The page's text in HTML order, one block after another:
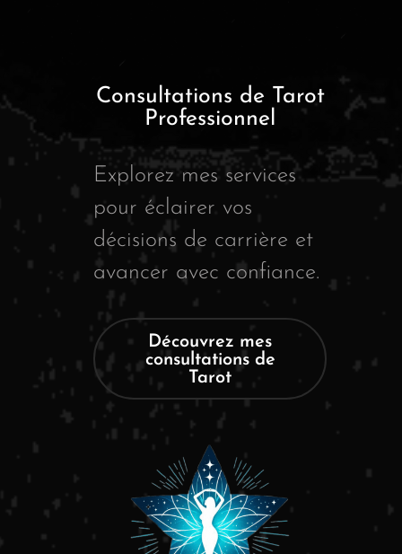
Consultations de Tarot
Professionnel
Explorez mes services
pour éclairer vos
décisions de carrière et
avancer avec confiance.
Découvrez mes
consultations de
Tarot